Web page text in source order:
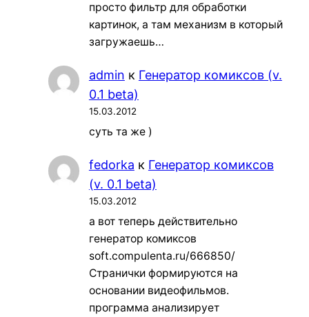
просто фильтр для обработки
картинок, а там механизм в который
загружаешь…
admin к Генератор комиксов (v.
0.1 beta)
15.03.2012
суть та же )
fedorka к Генератор комиксов
(v. 0.1 beta)
15.03.2012
а вот теперь действительно
генератор комиксов
soft.compulenta.ru/666850/
Странички формируются на
основании видеофильмов.
программа анализирует